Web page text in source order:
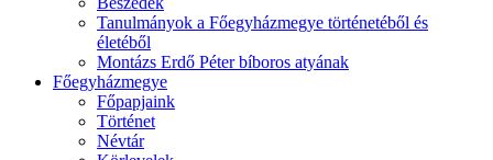
Tanulmányok a Főegyházmegye történetéből és
életéből
Montázs Erdő Péter bíboros atyának
Főegyházmegye
Főpapjaink
Történet
Névtár